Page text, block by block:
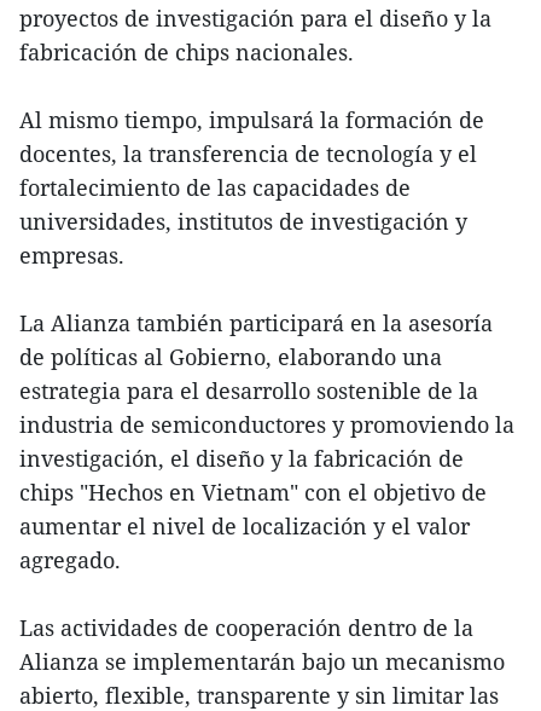
proyectos de investigación para el diseño y la
fabricación de chips nacionales.
Al mismo tiempo, impulsará la formación de
docentes, la transferencia de tecnología y el
fortalecimiento de las capacidades de
universidades, institutos de investigación y
empresas.
La Alianza también participará en la asesoría
de políticas al Gobierno, elaborando una
estrategia para el desarrollo sostenible de la
industria de semiconductores y promoviendo la
investigación, el diseño y la fabricación de
chips "Hechos en Vietnam" con el objetivo de
aumentar el nivel de localización y el valor
agregado.
Las actividades de cooperación dentro de la
Alianza se implementarán bajo un mecanismo
abierto, flexible, transparente y sin limitar las